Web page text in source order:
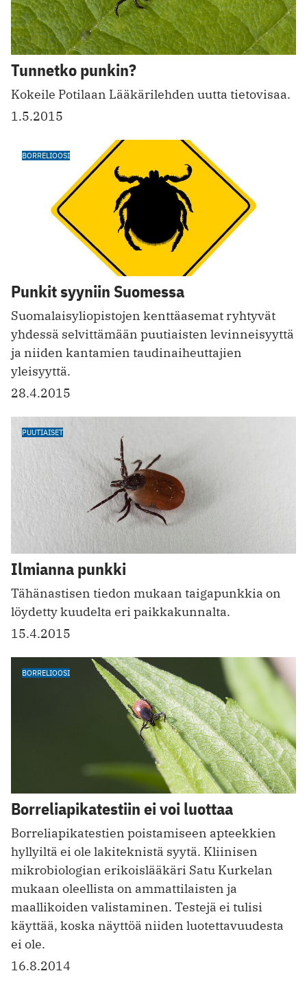
Tunnetko punkin?
Kokeile Potilaan Lääkärilehden uutta tietovisaa.
1.5.2015
BORRELIOOSI
Punkit syyniin Suomessa
Suomalaisyliopistojen kenttäasemat ryhtyvät
yhdessä selvittämään puutiaisten levinneisyyttä
ja niiden kantamien taudinaiheuttajien
yleisyyttä.
28.4.2015
PUUTIAISET
Ilmianna punkki
Tähänastisen tiedon mukaan taigapunkkia on
löydetty kuudelta eri paikkakunnalta.
15.4.2015
BORRELIOOSI
Borreliapikatestiin ei voi luottaa
Borreliapikatestien poistamiseen apteekkien
hyllyiltä ei ole lakiteknistä syytä. Kliinisen
mikrobiologian erikoislääkäri Satu Kurkelan
mukaan oleellista on ammattilaisten ja
maallikoiden valistaminen. Testejä ei tulisi
käyttää, koska näyttöä niiden luotettavuudesta
ei ole.
16.8.2014